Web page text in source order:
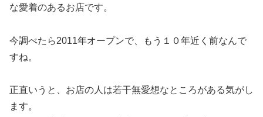
な愛着のあるお店です。
今調べたら2011年オープンで、もう１０年近く前なんで
すね。
正直いうと、お店の人は若干無愛想なところがある気がし
ます。